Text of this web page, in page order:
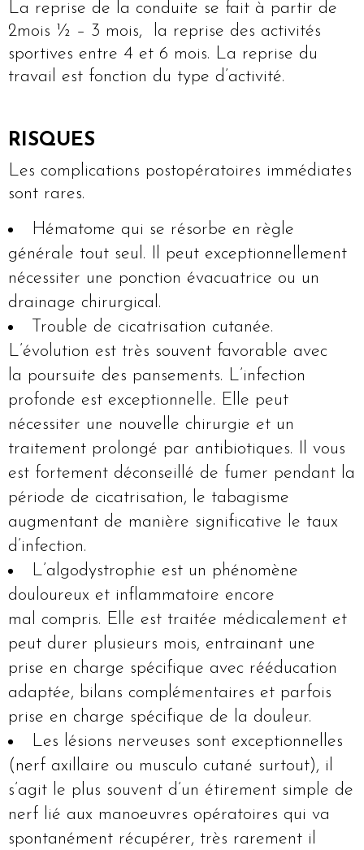
La reprise de la conduite se fait à partir de
2mois ½ – 3 mois, la reprise des activités
sportives entre 4 et 6 mois. La reprise du
travail est fonction du type d’activité.
RISQUES
Les complications postopératoires immédiates
sont rares.
Hématome qui se résorbe en règle
générale tout seul. Il peut exceptionnellement
nécessiter une ponction évacuatrice ou un
drainage chirurgical.
Trouble de cicatrisation cutanée.
L’évolution est très souvent favorable avec
la poursuite des pansements. L’infection
profonde est exceptionnelle. Elle peut
nécessiter une nouvelle chirurgie et un
traitement prolongé par antibiotiques. Il vous
est fortement déconseillé de fumer pendant la
période de cicatrisation, le tabagisme
augmentant de manière significative le taux
d’infection.
L’algodystrophie est un phénomène
douloureux et inflammatoire encore
mal compris. Elle est traitée médicalement et
peut durer plusieurs mois, entrainant une
prise en charge spécifique avec rééducation
adaptée, bilans complémentaires et parfois
prise en charge spécifique de la douleur.
Les lésions nerveuses sont exceptionnelles
(nerf axillaire ou musculo cutané surtout), il
s’agit le plus souvent d’un étirement simple de
nerf lié aux manoeuvres opératoires qui va
spontanément récupérer, très rarement il